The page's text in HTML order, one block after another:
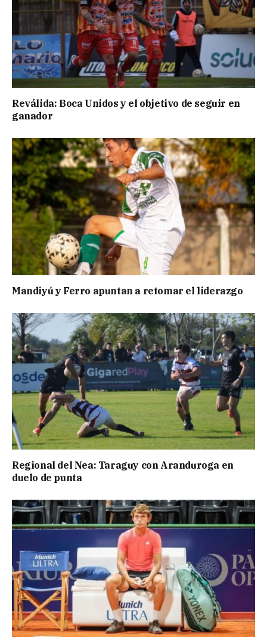
Reválida: Boca Unidos y el objetivo de seguir en
ganador
Mandiyú y Ferro apuntan a retomar el liderazgo
Regional del Nea: Taraguy con Aranduroga en
duelo de punta